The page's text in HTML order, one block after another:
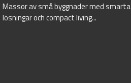
Massor av små byggnader med smarta
lösningar och compact living...